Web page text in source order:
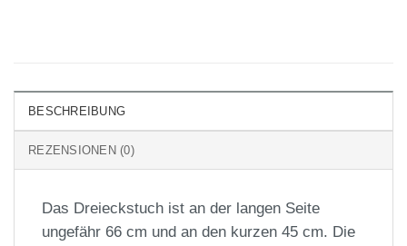
BESCHREIBUNG
REZENSIONEN (0)
Das Dreieckstuch ist an der langen Seite
ungefähr 66 cm und an den kurzen 45 cm. Die